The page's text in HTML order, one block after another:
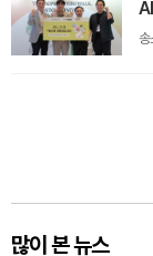
송
많이 본 뉴스